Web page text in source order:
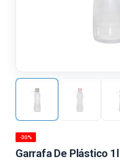
-30%
Garrafa De Plástico